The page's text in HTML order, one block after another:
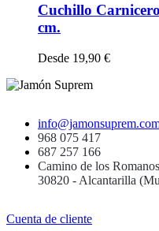
Cuchillo
cm.
Desde 19,90 €
968 075 417
687 257 166
Camino de los
30820 - Alcantarilla
Cuenta de cliente